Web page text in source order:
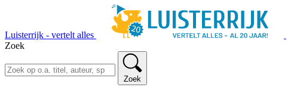
Luisterrijk - vertelt alles
Zoek
Zoek